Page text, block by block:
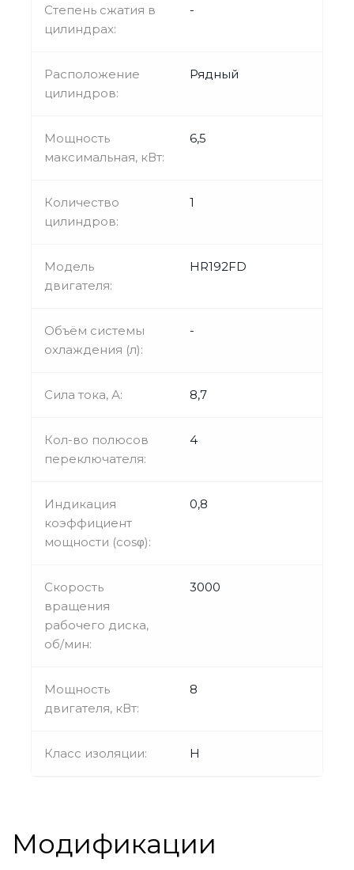
Степень сжатия в
цилиндрах:
-
Расположение
цилиндров:
Рядный
Мощность
максимальная, кВт:
6,5
Количество
цилиндров:
1
Модель
двигателя:
HR192FD
Объём системы
охлаждения (л):
-
Сила тока, А: 8,7
Кол-во полюсов
переключателя:
4
Индикация
коэффициент
мощности (cosφ):
0,8
Скорость
вращения
рабочего диска,
об/мин:
3000
Мощность
двигателя, кВт:
8
Класс изоляции: H
Модификации